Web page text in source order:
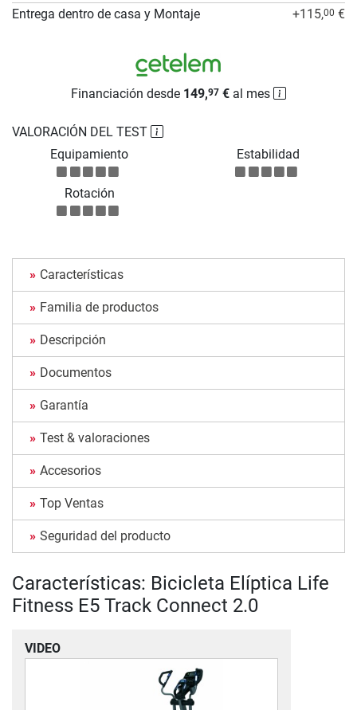
VALORACIÓN DEL TEST
Equipamiento
Estabilidad
Rotación
Entrega dentro de casa y Montaje
+115,00 €
Financiación desde 149,97 € al mes
Características
Familia de productos
Descripción
Documentos
Garantía
Test & valoraciones
Accesorios
Top Ventas
Seguridad del producto
Características: Bicicleta Elíptica Life
Fitness E5 Track Connect 2.0
VIDEO